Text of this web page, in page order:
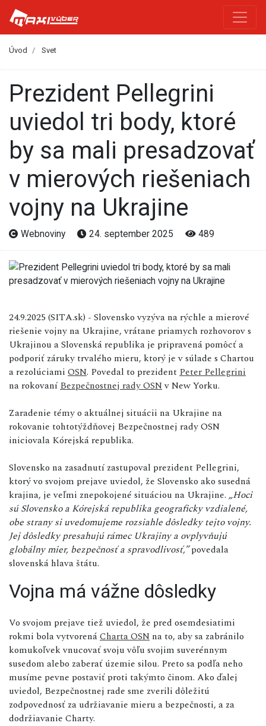
Úvod Svet
Prezident Pellegrini
uviedol tri body, ktoré
by sa mali presadzovať
v mierových riešeniach
vojny na Ukrajine
Webnoviny 24. september 2025 489
24.9.2025 (SITA.sk) - Slovensko vyzýva na rýchle a mierové
riešenie vojny na Ukrajine, vrátane priamych rozhovorov s
Ukrajinou a Slovenská republika je pripravená pomôcť a
podporiť záruky trvalého mieru, ktorý je v súlade s Chartou
a rezolúciami OSN. Povedal to prezident Peter Pellegrini
na rokovaní Bezpečnostnej rady OSNv New Yorku.
Zaradenie témy o aktuálnej situácii na Ukrajine na
rokovanie tohtotýždňovej Bezpečnostnej rady OSN
iniciovala Kórejská republika.
Slovensko na zasadnutí zastupoval prezident Pellegrini,
ktorý vo svojom prejave uviedol, že Slovensko ako susedná
krajina, je veľmi znepokojené situáciou na Ukrajine. „Hoci
sú Slovensko a Kórejská republika geograficky vzdialené,
obe strany si uvedomujeme rozsiahle dôsledky tejto vojny.
Jej dôsledky presahujú rámec Ukrajiny a ovplyvňujú
globálny mier, bezpečnosť a spravodlivosť,”povedala
slovenská hlava štátu.
Vojna má vážne dôsledky
Vo svojom prejave tiež uviedol, že pred osemdesiatimi
rokmi bola vytvorenáCharta OSN na to, aby sa zabránilo
komukoľvek vnucovať svoju vôľu svojim suverénnym
susedom alebo zaberať územie silou. Preto sa podľa neho
musíme pevne postaviť proti takýmto činom. Ako ďalej
uviedol, Bezpečnostnej rade sme zverili dôležitú
zodpovednosť za udržiavanie mieru a bezpečnosti, a za
dodržiavanie Charty.